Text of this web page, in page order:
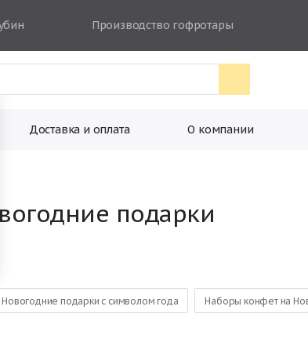
Производство гофротары
Доставка и оплата О компании
подарки
Новогодние подарки с символом года Наборы конфет на